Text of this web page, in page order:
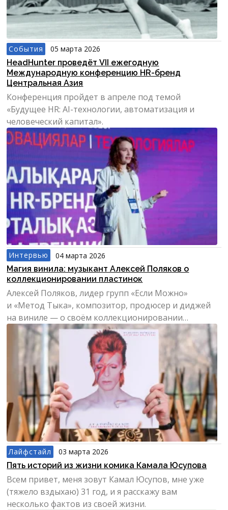
События
05 марта 2026
HeadHunter проведёт VII ежегодную
Международную конференцию HR-бренд
Центральная Азия
Конференция пройдет в апреле под темой
«Будущее HR: AI-технологии, автоматизация и
человеческий капитал».
Интервью
04 марта 2026
Магия винила: музыкант Алексей Поляков о
коллекционировании пластинок
Алексей Поляков, лидер групп «Если Можно»
и «Метод Тыка», композитор, продюсер и диджей
на виниле — о своём коллекционировании
виниловых пластинок.
Лайфстайл
03 марта 2026
Пять историй из жизни комика Камала Юсупова
Всем привет, меня зовут Камал Юсупов, мне уже
(тяжело вздыхаю) 31 год, и я расскажу вам
несколько фактов из своей жизни.